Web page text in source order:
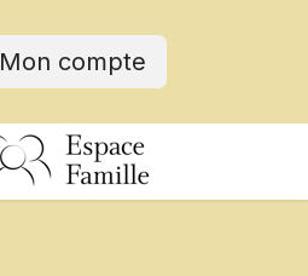
Mon compte